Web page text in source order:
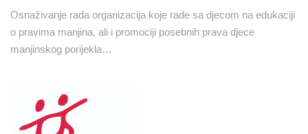
Osnaživanje rada organizacija koje rade sa djecom na edukaciji
o pravima manjina, ali i promociji posebnih prava djece
manjinskog porijekla…